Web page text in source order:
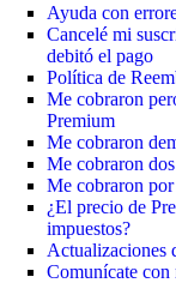
Ayuda con
Cancelé mi
debitó el pago
Política de
Me cobraron
Premium
Me cobraron
Me cobraron
Me cobraron
¿El precio de
impuestos?
Actualizaciones
Comunícate con